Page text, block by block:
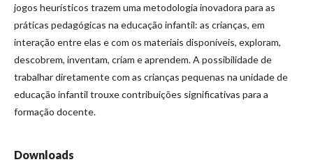
jogos heurísticos trazem uma metodologia inovadora para as
práticas pedagógicas na educação infantil: as crianças, em
interação entre elas e com os materiais disponíveis, exploram,
descobrem, inventam, criam e aprendem. A possibilidade de
trabalhar diretamente com as crianças pequenas na unidade de
educação infantil trouxe contribuições significativas para a
formação docente.
Downloads